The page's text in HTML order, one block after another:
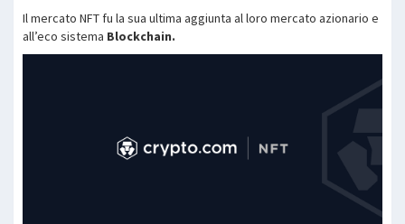
Il mercato NFT fu la sua ultima aggiunta al loro mercato azionario e
all’eco sistema Blockchain.